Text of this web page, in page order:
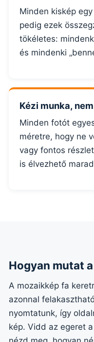
Minden kiskép
pedig ezek
tökéletes:
és mindenki
Kézi munka,
Minden fotót
méretre, hogy ne
vagy fontos
is élvezhető
Hogyan mutat
A mozaikkép fa
azonnal
nyomtatunk, így
kép. Vidd az egeret